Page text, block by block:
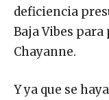
deficiencia
Baja Vibes
Chayanne.
Y ya que se